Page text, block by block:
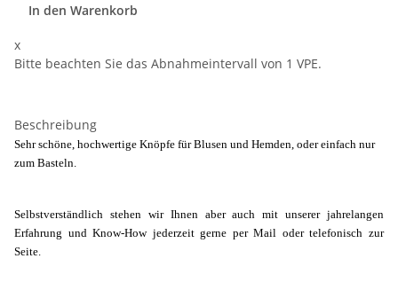
In den Warenkorb
x
Bitte beachten Sie das Abnahmeintervall von 1 VPE.
Beschreibung
Sehr schöne, hochwertige Knöpfe für Blusen und Hemden, oder einfach nur
zum Basteln.
Selbstverständlich stehen wir Ihnen aber auch mit unserer jahrelangen
Erfahrung und Know-How jederzeit gerne per Mail oder telefonisch zur
Seite.